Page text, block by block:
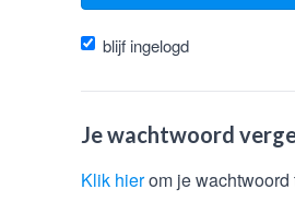
blijf ingelogd
Je wachtwoord
Klik hierom je wachtwoord